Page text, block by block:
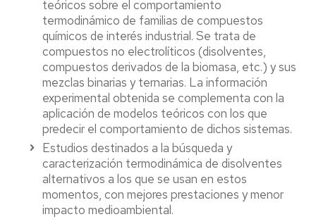
teóricos sobre el comportamiento
termodinámico de familias de compuestos
químicos de interés industrial. Se trata de
compuestos no electrolíticos (disolventes,
compuestos derivados de la biomasa, etc.) y sus
mezclas binarias y ternarias. La información
experimental obtenida se complementa con la
aplicación de modelos teóricos con los que
predecir el comportamiento de dichos sistemas.
Estudios destinados a la búsqueda y
caracterización termodinámica de disolventes
alternativos a los que se usan en estos
momentos, con mejores prestaciones y menor
impacto medioambiental.